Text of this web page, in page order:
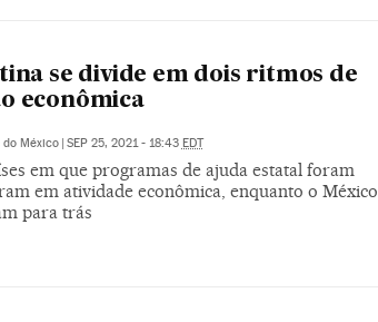
se divide em dois ritmos de
econômica
do México SEP 25, 2021 - 18:43 EDT
em que programas de ajuda estatal foram
em atividade econômica, enquanto o México
para trás